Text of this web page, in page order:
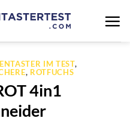
IM TEST,
, ROTFUCHS
4in1